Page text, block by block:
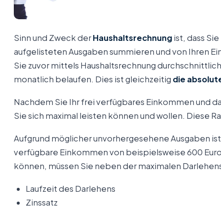
Sinn und Zweck derHaushaltsrechnungist, dass
aufgelisteten Ausgaben summieren und von Ihren
Sie zuvor mittels Haushaltsrechnung
monatlich belaufen. Dies ist gleichzeitig die
Nachdem Sie Ihr frei verfügbares Einkommen und
Sie sich maximal leisten können und wollen. Diese
Aufgrund möglicher unvorhergesehene Ausgaben
verfügbare Einkommen von beispielsweise 600
können, müssen Sie neben der maximalen
Laufzeit des Darlehens
Zinssatz